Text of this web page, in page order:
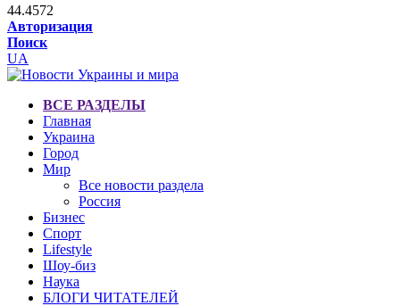
44.4572
Авторизация
Поиск
UA
ВСЕ РАЗДЕЛЫ
Главная
Украина
Город
Мир
Все новости раздела
Россия
Бизнес
Спорт
Lifestyle
Шоу-биз
Наука
БЛОГИ ЧИТАТЕЛЕЙ